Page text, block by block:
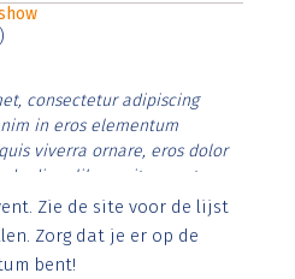
consectetur adipiscing
in eros elementum
viverra ornare, eros dolor
diam libero vitae erat.
cursus id rutrum lorem
risus tristique posuere.
Zie de site voor de lijst
Zorg dat je er op de
bent!